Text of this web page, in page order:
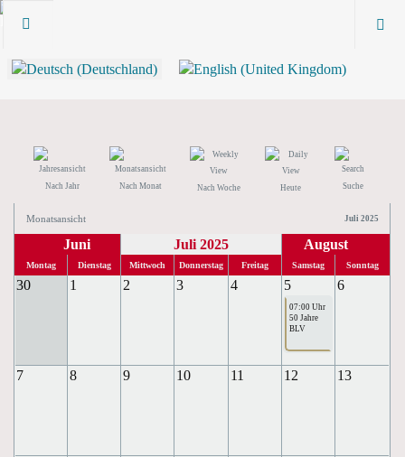
Nach Jahr Nach Monat Nach Woche Heute Suche
Monatsansicht Juli 2025
Juni Juli 2025 August
Montag Dienstag Mittwoch Donnerstag Freitag Samstag Sonntag
30 1 2 3 4 5 6
07:00 Uhr
50 Jahre
BLV
7 8 9 10 11 12 13